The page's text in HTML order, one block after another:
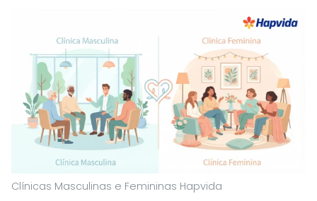
Clínicas Masculinas e Femininas Hapvida